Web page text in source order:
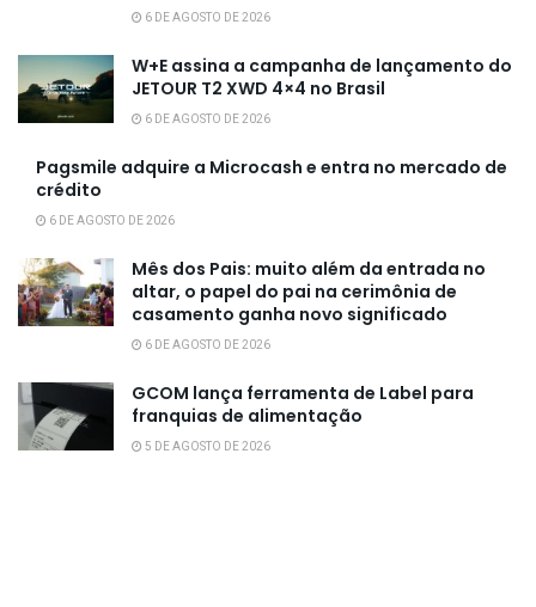
6 DE AGOSTO DE 2026
W+E assina a campanha de lançamento do
JETOUR T2 XWD 4×4 no Brasil
6 DE AGOSTO DE 2026
Pagsmile adquire a Microcash e entra no mercado de
crédito
6 DE AGOSTO DE 2026
Mês dos Pais: muito além da entrada no
altar, o papel do pai na cerimônia de
casamento ganha novo significado
6 DE AGOSTO DE 2026
GCOM lança ferramenta de Label para
franquias de alimentação
5 DE AGOSTO DE 2026